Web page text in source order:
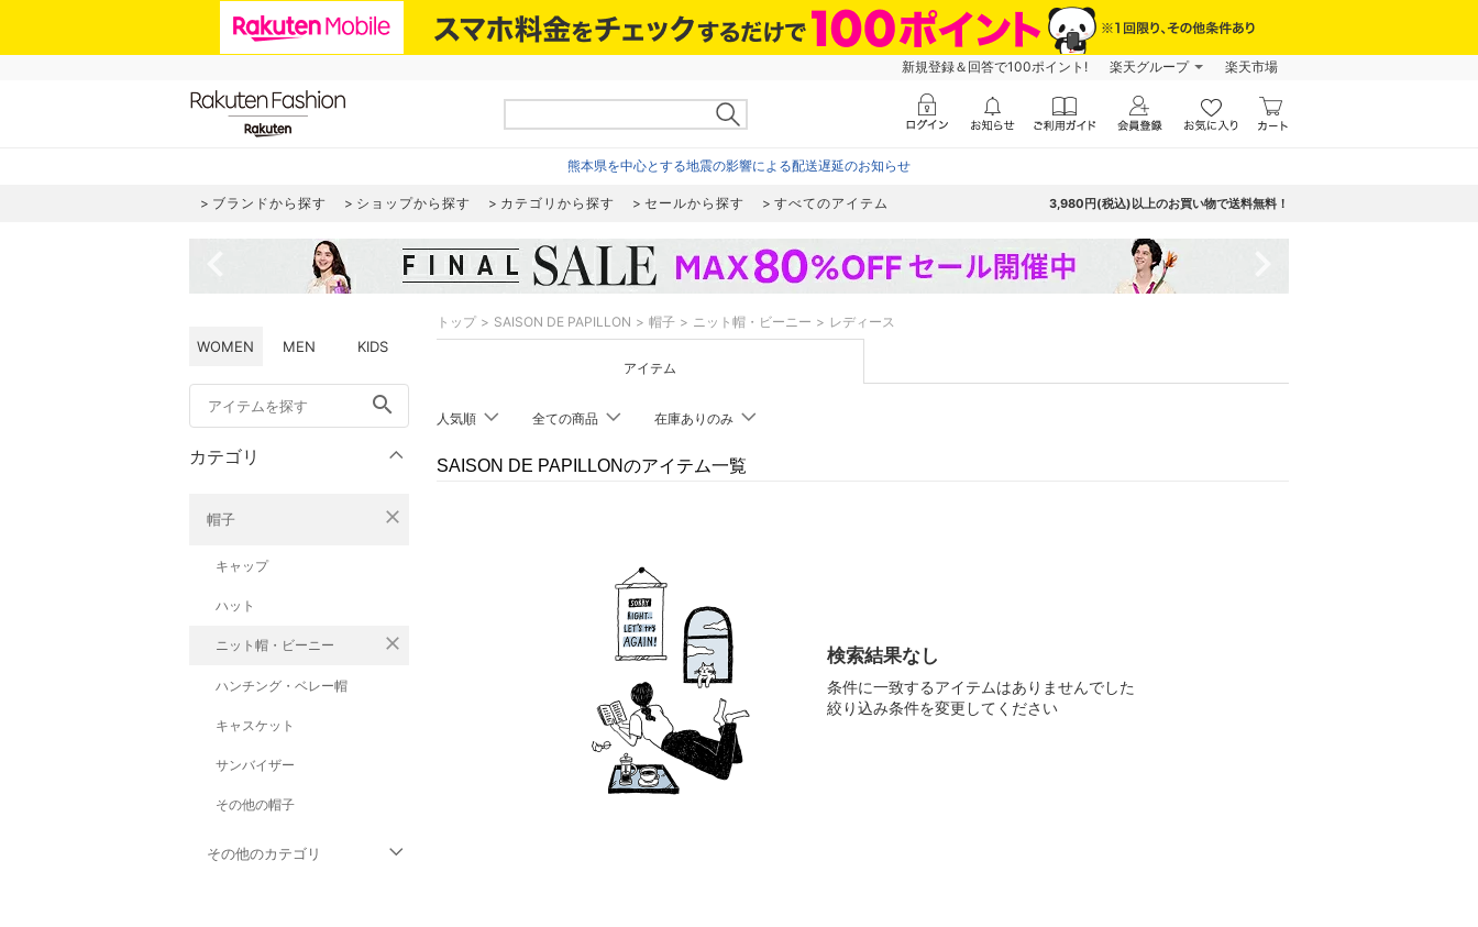
新規登録＆回答で100ポイント! 楽天グループ 楽天市場
熊本県を中心とする地震の影響による配送遅延のお知らせ
ブランドから探す ショップから探す カテゴリから探す セールから探す すべてのアイテム 3,980円(税込)以上のお買い物で送料無料！
WOMEN MEN KIDS
search
カテゴリ
帽子 close
キャップ
ハット
ニット帽・ビーニー close
ハンチング・ベレー帽
キャスケット
サンバイザー
その他の帽子
その他のカテゴリ
トップ SAISON DE PAPILLON 帽子 ニット帽・ビーニー レディース
アイテム
人気順 全ての商品 在庫ありのみ
SAISON DE PAPILLONのアイテム一覧
検索結果なし
条件に一致するアイテムはありませんでした
絞り込み条件を変更してください